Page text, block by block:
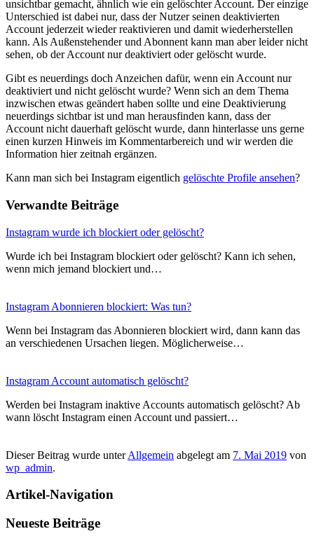
unsichtbar gemacht, ähnlich wie ein gelöschter Account. Der einzige
Unterschied ist dabei nur, dass der Nutzer seinen deaktivierten
Account jederzeit wieder reaktivieren und damit wiederherstellen
kann. Als Außenstehender und Abonnent kann man aber leider nicht
sehen, ob der Account nur deaktiviert oder gelöscht wurde.
Gibt es neuerdings doch Anzeichen dafür, wenn ein Account nur
deaktiviert und nicht gelöscht wurde? Wenn sich an dem Thema
inzwischen etwas geändert haben sollte und eine Deaktivierung
neuerdings sichtbar ist und man herausfinden kann, dass der
Account nicht dauerhaft gelöscht wurde, dann hinterlasse uns gerne
einen kurzen Hinweis im Kommentarbereich und wir werden die
Information hier zeitnah ergänzen.
Kann man sich bei Instagram eigentlich gelöschte Profile ansehen?
Verwandte Beiträge
Instagram wurde ich blockiert oder gelöscht?
Wurde ich bei Instagram blockiert oder gelöscht? Kann ich sehen,
wenn mich jemand blockiert und…
Instagram Abonnieren blockiert: Was tun?
Wenn bei Instagram das Abonnieren blockiert wird, dann kann das
an verschiedenen Ursachen liegen. Möglicherweise…
Instagram Account automatisch gelöscht?
Werden bei Instagram inaktive Accounts automatisch gelöscht? Ab
wann löscht Instagram einen Account und passiert…
Dieser Beitrag wurde unterAllgemein abgelegt am 7. Mai 2019 von
wp_admin.
Artikel-Navigation
Neueste Beiträge